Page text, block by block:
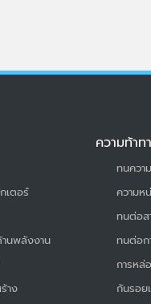
เตอร์
านพลังงาน
าง
ความท้าท
ทนควา
ความห
ทนต่อส
ทนต่อก
การหล่
กันรอย